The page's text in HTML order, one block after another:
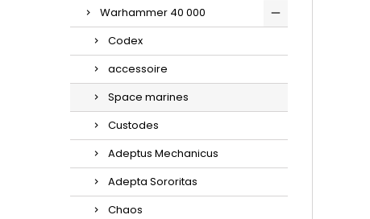
Warhammer 40 000
Codex
accessoire
Space marines
Custodes
Adeptus Mechanicus
Adepta Sororitas
Chaos